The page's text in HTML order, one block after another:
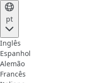
pt
Inglês
Espanhol
Alemão
Francês